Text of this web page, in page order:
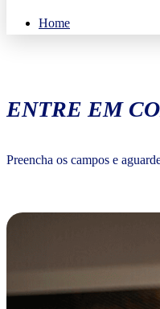
Home
ENTRE EM
Preencha os campos e